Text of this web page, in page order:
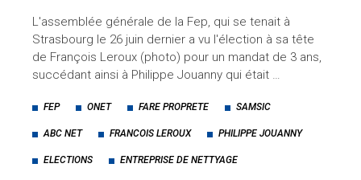
L'assemblée générale de la Fep, qui se tenait à
Strasbourg le 26 juin dernier a vu l'élection à sa tête
de François Leroux (photo) pour un mandat de 3 ans,
succédant ainsi à Philippe Jouanny qui était …
FEP ONET FARE PROPRETE SAMSIC
ABC NET FRANCOIS LEROUX PHILIPPE JOUANNY
ELECTIONS ENTREPRISE DE NETTYAGE